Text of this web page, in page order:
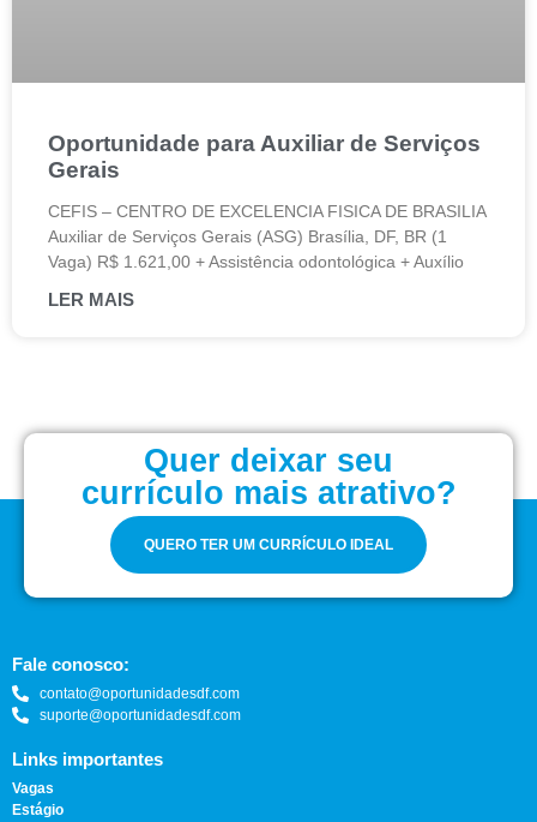
Oportunidade para Auxiliar de Serviços
Gerais
CEFIS – CENTRO DE EXCELENCIA FISICA DE BRASILIA
Auxiliar de Serviços Gerais (ASG) Brasília, DF, BR (1
Vaga) R$ 1.621,00 + Assistência odontológica + Auxílio
LER MAIS
Quer deixar seu
currículo mais atrativo?
QUERO TER UM CURRÍCULO IDEAL
Fale conosco:
contato@oportunidadesdf.com
suporte@oportunidadesdf.com
Links importantes
Vagas
Estágio